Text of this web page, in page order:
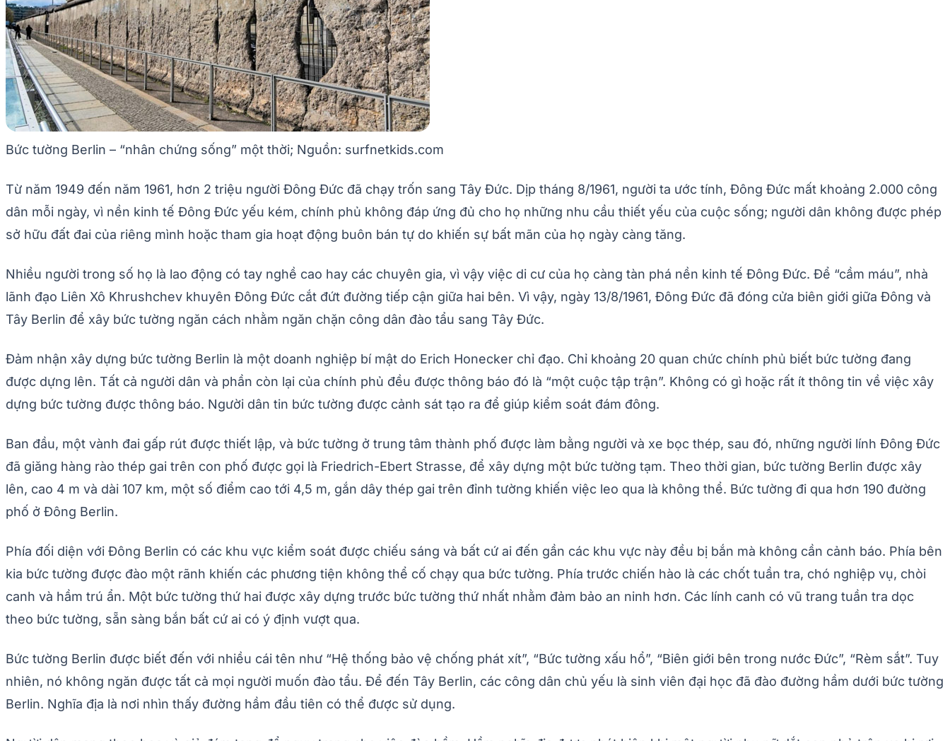
Bức tường Berlin – “nhân chứng sống” một thời; Nguồn: surfnetkids.com
Từ năm 1949 đến năm 1961, hơn 2 triệu người Đông Đức đã chạy trốn sang Tây Đức. Dịp tháng 8/1961, người ta ước tính, Đông Đức mất khoảng 2.000 công
dân mỗi ngày, vì nền kinh tế Đông Đức yếu kém, chính phủ không đáp ứng đủ cho họ những nhu cầu thiết yếu của cuộc sống; người dân không được phép
sở hữu đất đai của riêng mình hoặc tham gia hoạt động buôn bán tự do khiến sự bất mãn của họ ngày càng tăng.
Nhiều người trong số họ là lao động có tay nghề cao hay các chuyên gia, vì vậy việc di cư của họ càng tàn phá nền kinh tế Đông Đức. Để “cầm máu”, nhà
lãnh đạo Liên Xô Khrushchev khuyên Đông Đức cắt đứt đường tiếp cận giữa hai bên. Vì vậy, ngày 13/8/1961, Đông Đức đã đóng cửa biên giới giữa Đông và
Tây Berlin để xây bức tường ngăn cách nhằm ngăn chặn công dân đào tẩu sang Tây Đức.
Đảm nhận xây dựng bức tường Berlin là một doanh nghiệp bí mật do Erich Honecker chỉ đạo. Chỉ khoảng 20 quan chức chính phủ biết bức tường đang
được dựng lên. Tất cả người dân và phần còn lại của chính phủ đều được thông báo đó là “một cuộc tập trận”. Không có gì hoặc rất ít thông tin về việc xây
dựng bức tường được thông báo. Người dân tin bức tường được cảnh sát tạo ra để giúp kiểm soát đám đông.
Ban đầu, một vành đai gấp rút được thiết lập, và bức tường ở trung tâm thành phố được làm bằng người và xe bọc thép, sau đó, những người lính Đông Đức
đã giăng hàng rào thép gai trên con phố được gọi là Friedrich-Ebert Strasse, để xây dựng một bức tường tạm. Theo thời gian, bức tường Berlin được xây
lên, cao 4 m và dài 107 km, một số điểm cao tới 4,5 m, gắn dây thép gai trên đỉnh tường khiến việc leo qua là không thể. Bức tường đi qua hơn 190 đường
phố ở Đông Berlin.
Phía đối diện với Đông Berlin có các khu vực kiểm soát được chiếu sáng và bất cứ ai đến gần các khu vực này đều bị bắn mà không cần cảnh báo. Phía bên
kia bức tường được đào một rãnh khiến các phương tiện không thể cố chạy qua bức tường. Phía trước chiến hào là các chốt tuần tra, chó nghiệp vụ, chòi
canh và hầm trú ẩn. Một bức tường thứ hai được xây dựng trước bức tường thứ nhất nhằm đảm bảo an ninh hơn. Các lính canh có vũ trang tuần tra dọc
theo bức tường, sẵn sàng bắn bất cứ ai có ý định vượt qua.
Bức tường Berlin được biết đến với nhiều cái tên như “Hệ thống bảo vệ chống phát xít”, “Bức tường xấu hổ”, “Biên giới bên trong nước Đức”, “Rèm sắt”. Tuy
nhiên, nó không ngăn được tất cả mọi người muốn đào tẩu. Để đến Tây Berlin, các công dân chủ yếu là sinh viên đại học đã đào đường hầm dưới bức tường
Berlin. Nghĩa địa là nơi nhìn thấy đường hầm đầu tiên có thể được sử dụng.